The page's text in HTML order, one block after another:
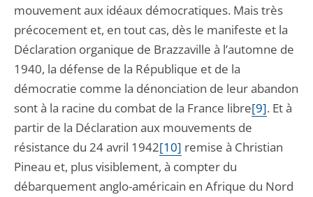
mouvement aux idéaux démocratiques. Mais très
précocement et, en tout cas, dès le manifeste et la
Déclaration organique de Brazzaville à l’automne de
1940, la défense de la République et de la
démocratie comme la dénonciation de leur abandon
sont à la racine du combat de la France libre[9]. Et à
partir de la Déclaration aux mouvements de
résistance du 24 avril 1942[10] remise à Christian
Pineau et, plus visiblement, à compter du
débarquement anglo-américain en Afrique du Nord